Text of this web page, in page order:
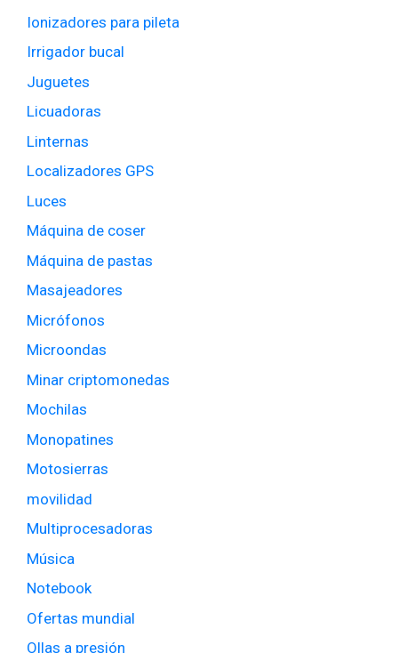
Ionizadores para pileta
Irrigador bucal
Juguetes
Licuadoras
Linternas
Localizadores GPS
Luces
Máquina de coser
Máquina de pastas
Masajeadores
Micrófonos
Microondas
Minar criptomonedas
Mochilas
Monopatines
Motosierras
movilidad
Multiprocesadoras
Música
Notebook
Ofertas mundial
Ollas a presión